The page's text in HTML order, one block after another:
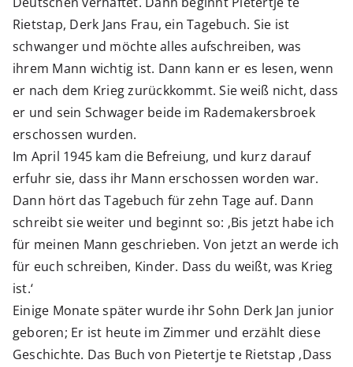
Rietstap, Derk Jans Frau, ein Tagebuch. Sie ist
schwanger und möchte alles aufschreiben, was
ihrem Mann wichtig ist. Dann kann er es lesen, wenn
er nach dem Krieg zurückkommt. Sie weiß nicht, dass
er und sein Schwager beide im Rademakersbroek
erschossen wurden.
Im April 1945 kam die Befreiung, und kurz darauf
erfuhr sie, dass ihr Mann erschossen worden war.
Dann hört das Tagebuch für zehn Tage auf. Dann
schreibt sie weiter und beginnt so: ‚Bis jetzt habe ich
für meinen Mann geschrieben. Von jetzt an werde ich
für euch schreiben, Kinder. Dass du weißt, was Krieg
ist.‘
Einige Monate später wurde ihr Sohn Derk Jan junior
geboren; Er ist heute im Zimmer und erzählt diese
Geschichte. Das Buch von Pietertje te Rietstap ‚Dass